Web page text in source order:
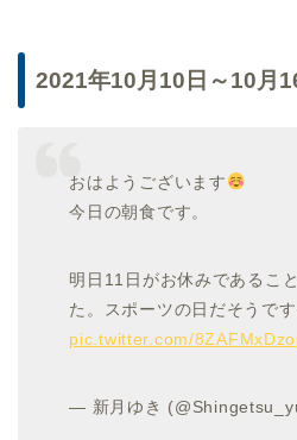
2021年10月10日～10月
おはようございます
今日の朝食です。
明日11日がお休みであるこ
た。スポーツの日だそうです
pic.twitter.com/
— 新月ゆき